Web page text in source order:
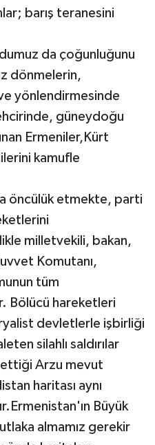
barış teranesini
da çoğunluğunu
dönmelerin,
yönlendirmesinde
güneydoğu
Ermeniler,Kürt
kamufle
öncülük etmekte, parti
milletvekili, bakan,
Komutanı,
tüm
Bölücü hareketleri
devletlerle işbirliği
silahlı saldırılar
Arzu mevut
haritası aynı
Büyük
almamız gerekir